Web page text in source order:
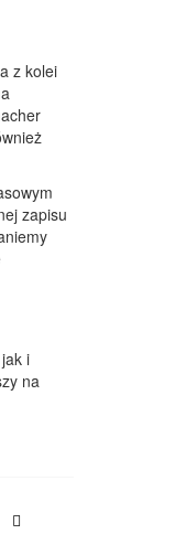
z kolei
zapisu
i
na